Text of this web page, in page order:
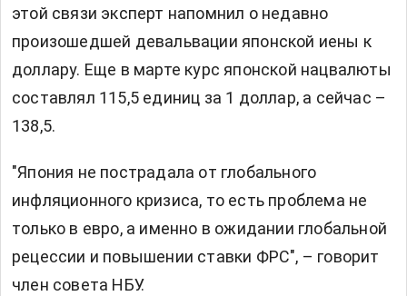
этой связи эксперт напомнил о недавно
произошедшей девальвации японской иены к
доллару. Еще в марте курс японской нацвалюты
составлял 115,5 единиц за 1 доллар, а сейчас –
138,5.
"Япония не пострадала от глобального
инфляционного кризиса, то есть проблема не
только в евро, а именно в ожидании глобальной
рецессии и повышении ставки ФРС", – говорит
член совета НБУ.